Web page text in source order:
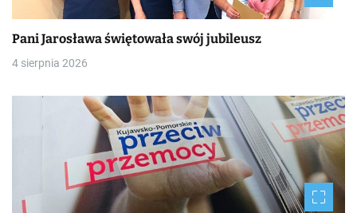
Pani Jarosława świętowała swój jubileusz
4 sierpnia 2026